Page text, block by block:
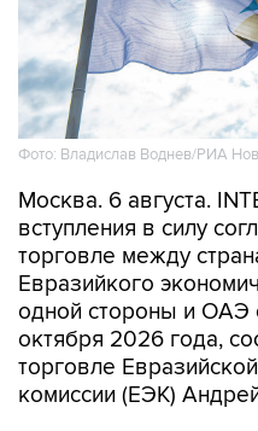
Фото: Владислав Воднев/РИА
Москва. 6 августа.
вступления в силу
торговле между
Евразийкого
одной стороны и ОАЭ
октября 2026 года,
торговле
комиссии (ЕЭК)